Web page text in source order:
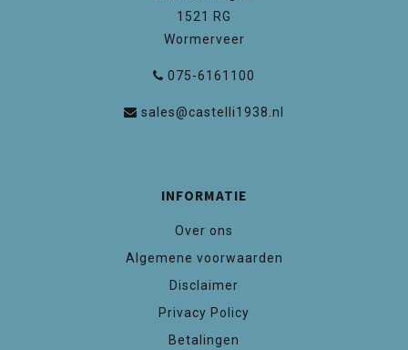
1521 RG
Wormerveer
075-6161100
sales@castelli1938.nl
INFORMATIE
Over ons
Algemene voorwaarden
Disclaimer
Privacy Policy
Betalingen